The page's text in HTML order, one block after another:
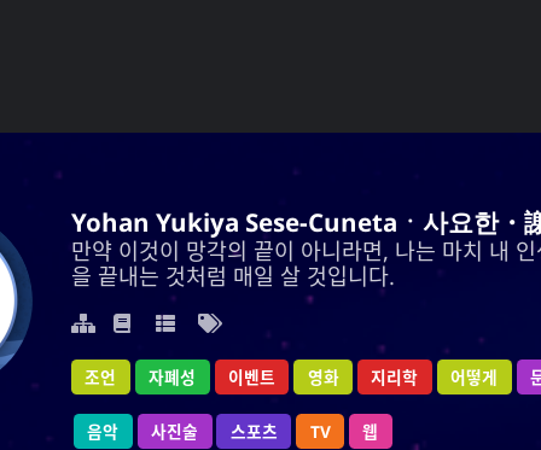
Yohan Yukiya Sese-Cunetaㆍ사요한
만약 이것이 망각의 끝이 아니라면, 나는 마치 내
을 끝내는 것처럼 매일 살 것입니다.
조언 자폐성 이벤트 영화 지리학 어떻게
음악 사진술 스포츠 TV 웹
Sese-Cunetaㆍ사요한・謝雪矢·ᜌᜓᜃᜒ
의 끝이 아니라면, 나는 마치 내 인생이 바로 이 날
을 끝내는 것처럼 매일 살 것입니다.
조언
자폐성
이벤트
영화
지리학
어떻게
사진술
스포츠
TV
웹